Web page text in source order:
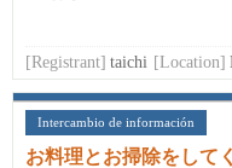
[Registrant] taichi [Location]
Intercambio de información
お料理とお掃除をして